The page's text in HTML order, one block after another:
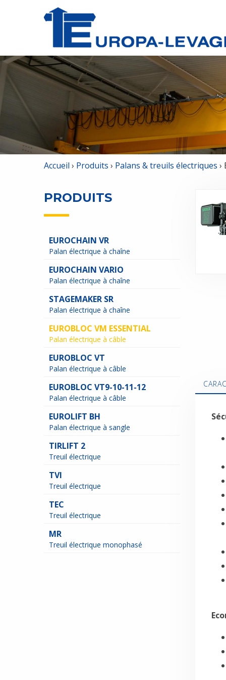
Accueil › Produits › Palans & treuils électriques ›
PRODUITS
EUROCHAIN VR
Palan électrique à chaîne
EUROCHAIN VARIO
Palan électrique à chaîne
STAGEMAKER SR
Palan électrique à chaîne
EUROBLOC VM ESSENTIAL
Palan électrique à câble
EUROBLOC VT
Palan électrique à câble
EUROBLOC VT9-10-11-12
Palan électrique à câble
EUROLIFT BH
Palan électrique à sangle
TIRLIFT 2
Treuil électrique
TVI
Treuil électrique
TEC
Treuil électrique
MR
Treuil électrique monophasé